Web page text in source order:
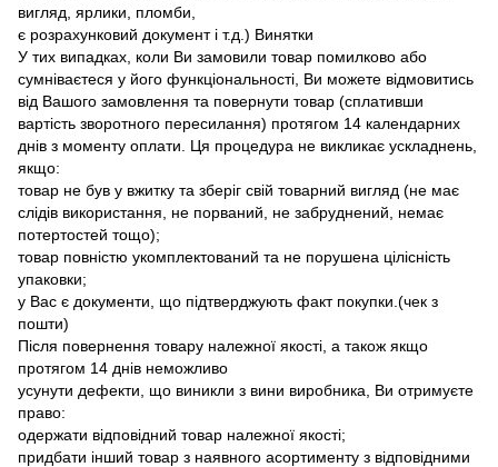
вигляд, ярлики, пломби,
є розрахунковий документ і т.д.) Винятки
У тих випадках, коли Ви замовили товар помилково або
сумніваєтеся у його функціональності, Ви можете відмовитись
від Вашого замовлення та повернути товар (сплативши
вартість зворотного пересилання) протягом 14 календарних
днів з моменту оплати. Ця процедура не викликає ускладнень,
якщо:
товар не був у вжитку та зберіг свій товарний вигляд (не має
слідів використання, не порваний, не забруднений, немає
потертостей тощо);
товар повністю укомплектований та не порушена цілісність
упаковки;
у Вас є документи, що підтверджують факт покупки.(чек з
пошти)
Після повернення товару належної якості, а також якщо
протягом 14 днів неможливо
усунути дефекти, що виникли з вини виробника, Ви отримуєте
право:
одержати відповідний товар належної якості;
придбати інший товар з наявного асортименту з відповідними